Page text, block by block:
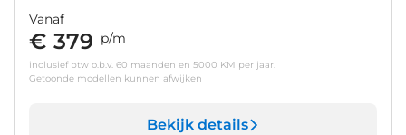
Vanaf
€ 379 p/m
inclusief btw o.b.v. 60 maanden en 5000 KM per jaar.
Getoonde modellen kunnen afwijken
Bekijk details